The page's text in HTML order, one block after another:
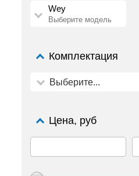
Wey
Выберите модель
Комплектация
Выберите...
Цена, руб